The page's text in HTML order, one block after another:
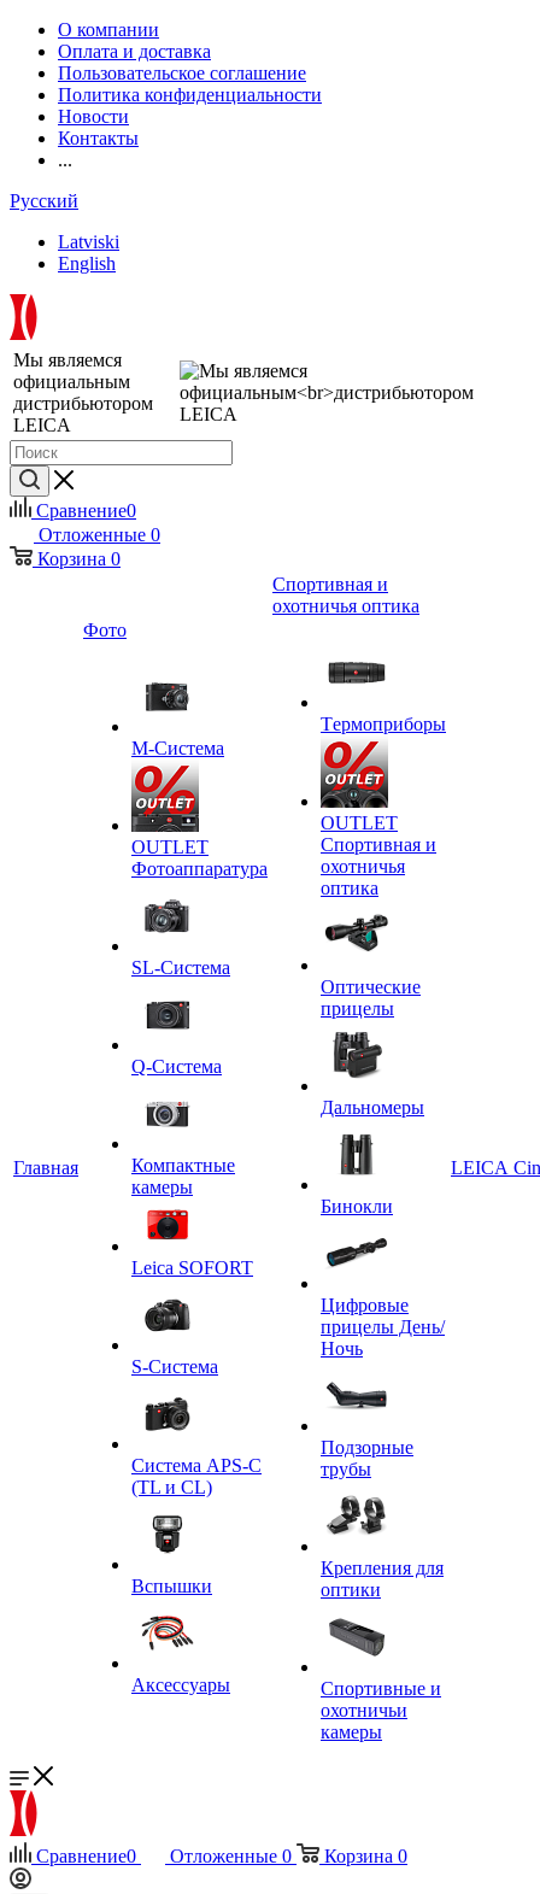
О компании
Оплата и доставка
Пользовательское соглашение
Политика конфиденциальности
Новости
Контакты
...
Русский
Latviski
English
Мы являемся
официальным
дистрибьютором
LEICA
Сравнение0
Отложенные 0
Корзина 0
Главная
Фото
M-Система
OUTLET
Фотоаппаратура
SL-Система
Q-Cистема
Компактные
камеры
Leica SOFORT
S-Система
Система APS-C
(TL и CL)
Вспышки
Аксессуары
Спортивная и
охотничья оптика
Tермоприборы
OUTLET
Спортивная и
охотничья
оптика
Оптические
прицелы
Дальномеры
Бинокли
Цифровые
прицелы День/
Ночь
Подзорные
трубы
Крепления для
оптики
Спортивные и
охотничьи
камеры
LEICA
Сравнение0 Отложенные 0 Корзина 0